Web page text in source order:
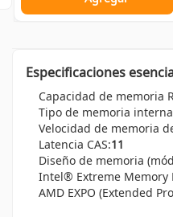
Especificaciones
Capacidad de memoria
Tipo de memoria
Velocidad de memoria
Latencia CAS:11
Diseño de memoria
Intel® Extreme Memory
AMD EXPO (Extended